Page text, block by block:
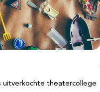
uitverkochte theatercollege